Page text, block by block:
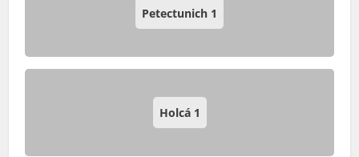
Petectunich 1
Holcá 1